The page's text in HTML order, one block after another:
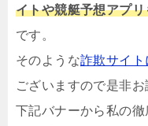
イトや競艇予想アプ
です。
そのような詐欺サイ
ございますので是非お
下記バナーから私の